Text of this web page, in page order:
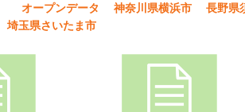
オープンデータ 神奈川県横浜市
長野県
埼玉県さいたま市